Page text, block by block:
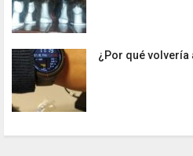
¿Por qué volvería